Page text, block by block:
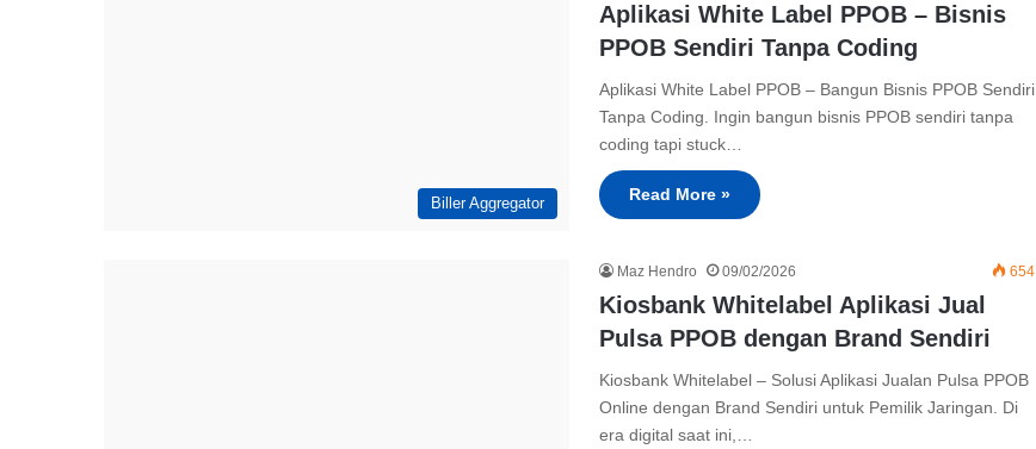
Biller Aggregator
Aplikasi White Label PPOB – Bisnis
PPOB Sendiri Tanpa Coding
Aplikasi White Label PPOB – Bangun Bisnis PPOB Sendiri
Tanpa Coding. Ingin bangun bisnis PPOB sendiri tanpa
coding tapi stuck…
Read More »
Maz Hendro 09/02/2026 654
Kiosbank Whitelabel Aplikasi Jual
Pulsa PPOB dengan Brand Sendiri
Kiosbank Whitelabel – Solusi Aplikasi Jualan Pulsa PPOB
Online dengan Brand Sendiri untuk Pemilik Jaringan. Di
era digital saat ini,…